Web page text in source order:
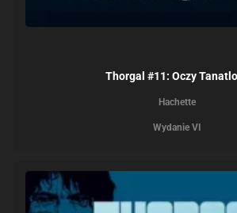
Thorgal #11: Oczy
Hachette
Wydanie VI